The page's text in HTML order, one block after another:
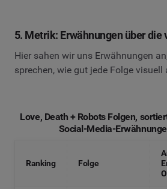
5. Metrik: Erwähnungen über die
Hier sahen wir uns Erwähnungen
sprechen, wie gut jede Folge visuell
Love, Death + Robots Folgen,
Social-Media-
Ranking Folge